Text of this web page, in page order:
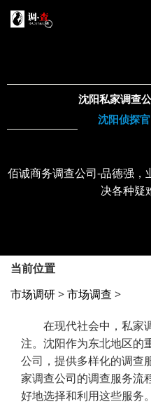
沈阳私家调查
沈阳侦探官
佰诚商务调查公司-品德强
决各种疑
当前位置
市场调研>市场调查 >
在现代社会中，私家
注。沈阳作为东北地区的
公司，提供多样化的调查
家调查公司的调查服务流
好地选择和利用这些服务。